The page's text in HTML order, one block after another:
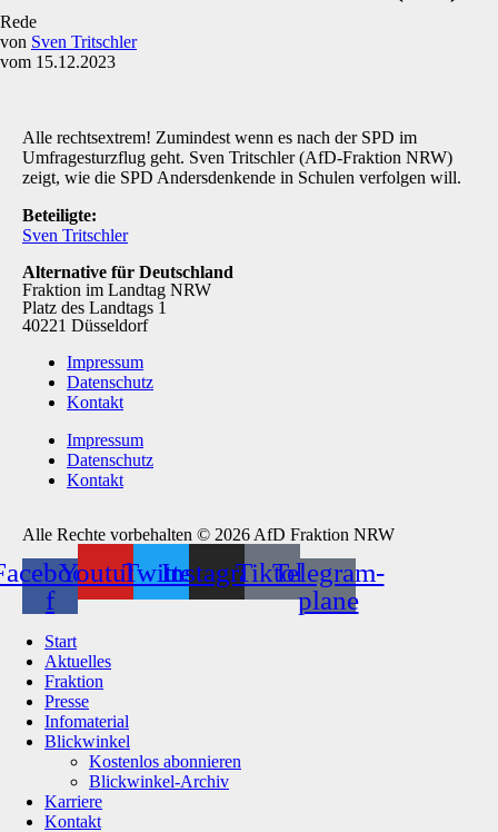
Rede
von Sven Tritschler
vom 15.12.2023
Alle rechtsextrem! Zumindest wenn es nach der SPD im
Umfragesturzflug geht. Sven Tritschler (AfD-Fraktion NRW)
zeigt, wie die SPD Andersdenkende in Schulen verfolgen will.
Beteiligte:
Sven Tritschler
Alternative für Deutschland
Fraktion im Landtag NRW
Platz des Landtags 1
40221 Düsseldorf
Impressum
Datenschutz
Kontakt
Impressum
Datenschutz
Kontakt
Alle Rechte vorbehalten © 2026 AfD Fraktion NRW
f
YoutubeTwitterInstagramTiktokTelegram-
plane
Start
Aktuelles
Fraktion
Presse
Infomaterial
Blickwinkel
Kostenlos abonnieren
Blickwinkel-Archiv
Karriere
Kontakt